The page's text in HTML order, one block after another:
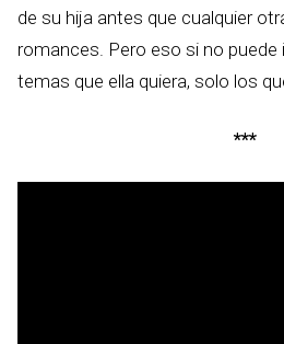
de su hija antes que cualquier
romances. Pero eso si no
temas que ella quiera, solo los
***